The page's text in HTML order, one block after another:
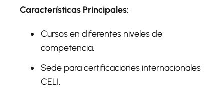
Características Principales:
Cursos en diferentes niveles de
competencia.
Sede para certificaciones internacionales
CELI.